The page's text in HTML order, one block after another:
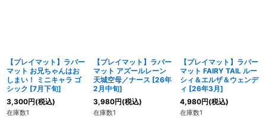
【プレイマット】ラバー
マット お兄ちゃんはお
しまい！ ミニキャラ ゴ
シック [7月下旬]
3,300円(税込)
在庫数1
【プレイマット】ラバー
マット アズールレーン
天城空母／ナース [26年
2月中旬]
3,980円(税込)
在庫数1
【プレイマット】ラバー
マット FAIRY TAIL ルー
シィ＆エルザ＆ウェンデ
ィ [26年3月]
4,980円(税込)
在庫数1